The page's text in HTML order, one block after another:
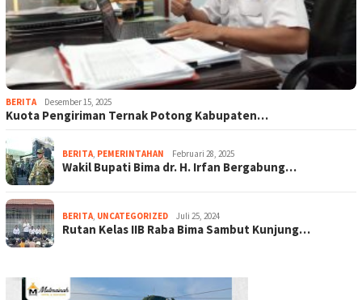
BERITA Desember 15, 2025
Kuota Pengiriman Ternak Potong Kabupaten…
BERITA PEMERINTAHAN Februari 28, 2025
Wakil Bupati Bima dr. H. Irfan Bergabung…
BERITA UNCATEGORIZED Juli 25, 2024
Rutan Kelas IIB Raba Bima Sambut Kunjung…